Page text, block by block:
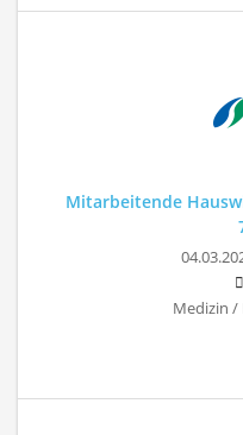
Mitarbeitende
Medizin /